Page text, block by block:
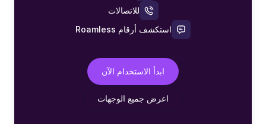
للاتصالات
استكشف أرقام Roamless
ابدأ الاستخدام الآن
اعرض جميع الوجهات